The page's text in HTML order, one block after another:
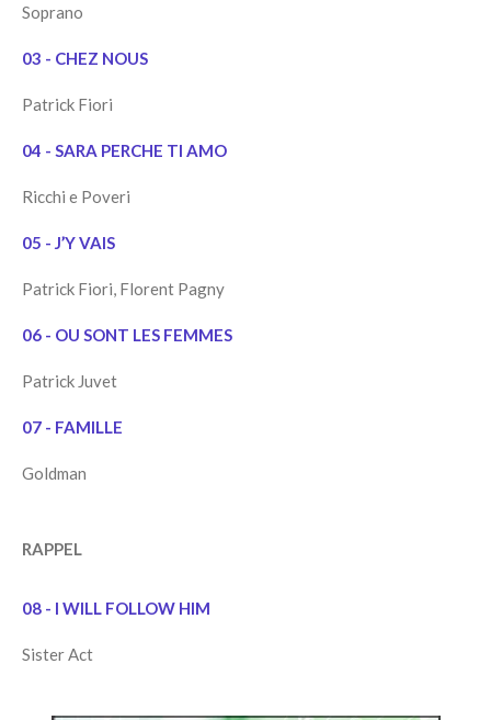
Soprano
03 - CHEZ NOUS
Patrick Fiori
04 - SARA PERCHE TI AMO
Ricchi e Poveri
05 - J’Y VAIS
Patrick Fiori, Florent Pagny
06 - OU SONT LES FEMMES
Patrick Juvet
07 - FAMILLE
Goldman
RAPPEL
08 - I WILL FOLLOW HIM
Sister Act